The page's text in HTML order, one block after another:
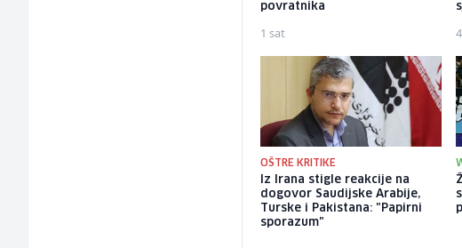
povratnika
1 sat
OŠTRE KRITIKE
Iz Irana stigle reakcije na
dogovor Saudijske Arabije,
Turske i Pakistana: "Papirni
sporazum"